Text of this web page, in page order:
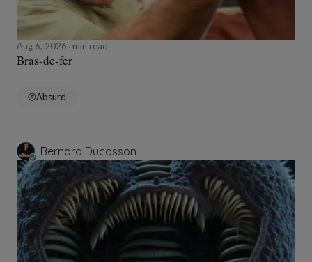
Aug 6, 2026 min read
Bras-de-fer
Absurd
Bernard Ducosson